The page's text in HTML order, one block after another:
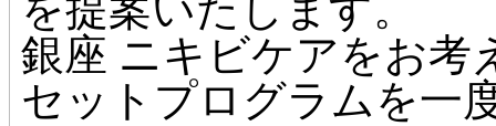
を提案いたします。
銀座 ニキビケアをお考
セットプログラムを一